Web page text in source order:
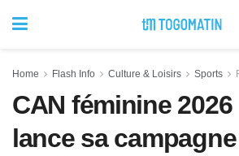
Home Flash Info Culture & Loisirs Sports
CAN féminine
lance sa